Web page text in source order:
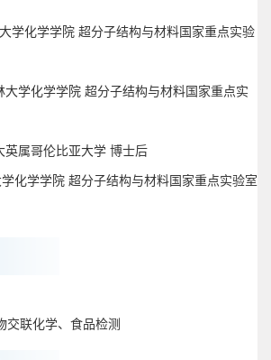
学化学学院 超分子结构与材料国家重点实验
大学化学学院 超分子结构与材料国家重点实
英属哥伦比亚大学 博士后
化学学院 超分子结构与材料国家重点实验室
交联化学、食品检测